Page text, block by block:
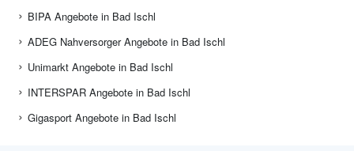
BIPA Angebote in Bad Ischl
ADEG Nahversorger Angebote in Bad Ischl
Unimarkt Angebote in Bad Ischl
INTERSPAR Angebote in Bad Ischl
Gigasport Angebote in Bad Ischl